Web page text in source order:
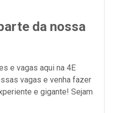
da nossa
e vagas aqui na 4E
vagas e venha fazer
e gigante! Sejam